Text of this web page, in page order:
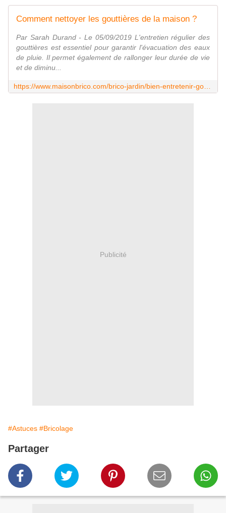
Comment nettoyer les gouttières de la maison ?
Par Sarah Durand - Le 05/09/2019 L'entretien régulier des
gouttières est essentiel pour garantir l'évacuation des eaux
de pluie. Il permet également de rallonger leur durée de vie
et de diminu...
Publicité
#Astuces #Bricolage
Partager